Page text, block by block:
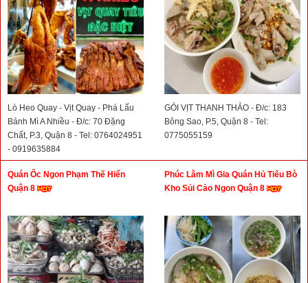
Lò Heo Quay - Vịt Quay - Phá Lấu
Bánh Mì A Nhiều - Đ/c: 70 Đặng
Chất, P.3, Quận 8 - Tel: 0764024951
- 0919635884
GỎI VỊT THANH THẢO - Đ/c: 183
Bông Sao, P.5, Quận 8 - Tel:
0775055159
Quán Ốc Ngon Phạm Thế Hiển
Quận 8
Phúc Lâm Mì Gia Quán Hủ Tiếu Bò
Kho Sủi Cảo Ngon Quận 8